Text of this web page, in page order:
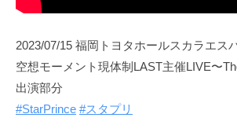
2023/07/15 福岡トヨタホールスカラエス
空想モーメント現体制LAST主催LIVE〜
出演部分
#StarPrince #スタプリ